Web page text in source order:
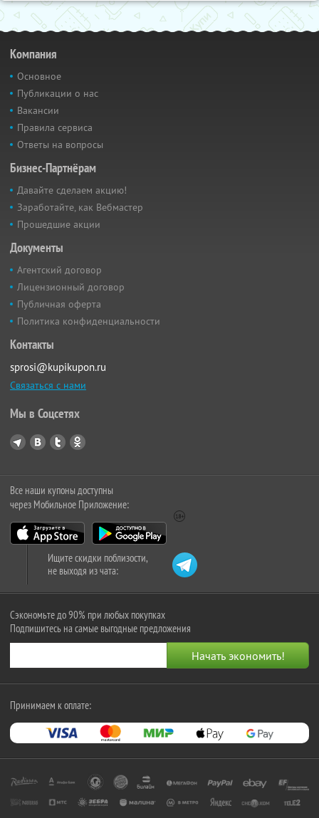
Компания
Основное
Публикации о нас
Вакансии
Правила сервиса
Ответы на вопросы
Бизнес-Партнёрам
Давайте сделаем акцию!
Заработайте, как Вебмастер
Прошедшие акции
Документы
Агентский договор
Лицензионный договор
Публичная оферта
Политика конфиденциальности
Контакты
sprosi@kupikupon.ru
Связаться с нами
Мы в Соцсетях
Все наши купоны доступны
через Мобильное Приложение:
Ищите скидки поблизости,
не выходя из чата:
Сэкономьте до 90% при любых покупках
Подпишитесь на самые выгодные предложения
Принимаем к оплате: